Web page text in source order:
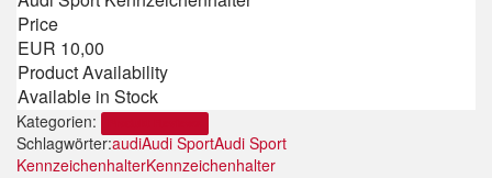
Price
EUR 10,00
Product Availability
Available in Stock
Kategorien:
Schlagwörter:audiAudi SportAudi Sport
KennzeichenhalterKennzeichenhalter